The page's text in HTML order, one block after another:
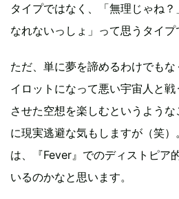
タイプではなく、「無理じゃね
なれないっしょ」って思うタイプ
ただ、単に夢を諦めるわけでも
イロットになって悪い宇宙人と
させた空想を楽しむというよう
に現実逃避な気もしますが（笑
は、『Fever』でのディストピア
いるのかなと思います。